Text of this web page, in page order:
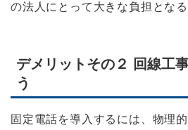
の法人にとって大きな負担とな
デメリットその２ 回線工
う
固定電話を導入するには、物理